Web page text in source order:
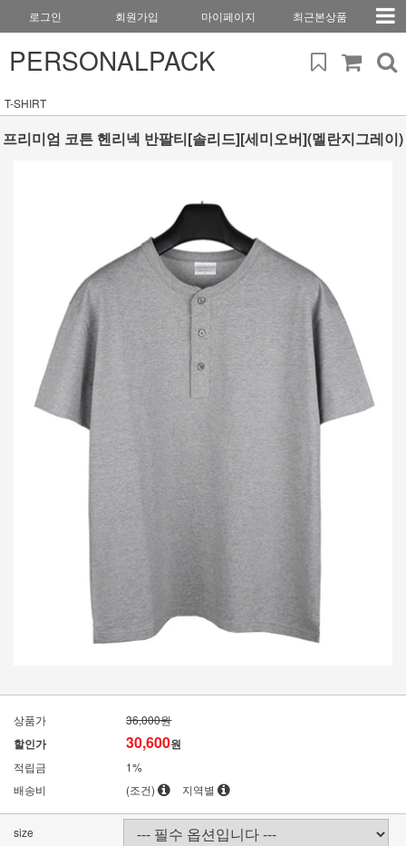
로그인 회원가입 마이페이지 최근본상품
PERSONALPACK
T-SHIRT
프리미엄 코튼 헨리넥 반팔티[솔리드][세미오버](멜란지그레이)
상품가 36,000원
할인가 30,600원
적립금
1%
배송비
(조건) 지역별
size